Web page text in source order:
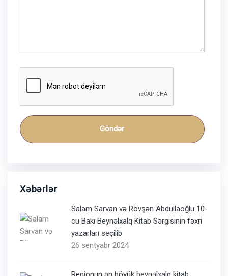
Göndər
Xəbərlər
Salam Sarvan və Rövşən Abdullaoğlu 10-
cu Bakı Beynəlxalq Kitab Sərgisinin fəxri
yazarları seçilib
26 sentyabr 2024